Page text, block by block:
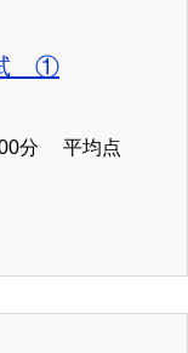
試 ①
分 平均点